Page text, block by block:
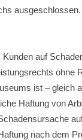
Kunden auf
ohne
ist – gleich
Haftung von
nach dem